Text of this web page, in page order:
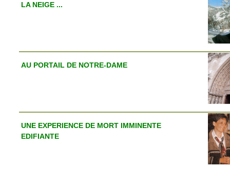
LA NEIGE ...
AU PORTAIL DE NOTRE-DAME
UNE EXPERIENCE DE MORT IMMINENTE
EDIFIANTE